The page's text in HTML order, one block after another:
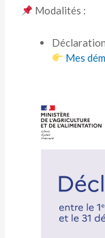
Modalités :
Mes